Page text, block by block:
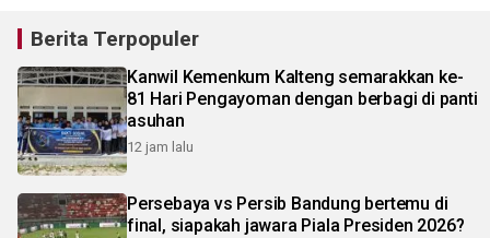
Berita Terpopuler
Kanwil Kemenkum Kalteng semarakkan ke-
81 Hari Pengayoman dengan berbagi di panti
asuhan
12 jam lalu
Persebaya vs Persib Bandung bertemu di
final, siapakah jawara Piala Presiden 2026?